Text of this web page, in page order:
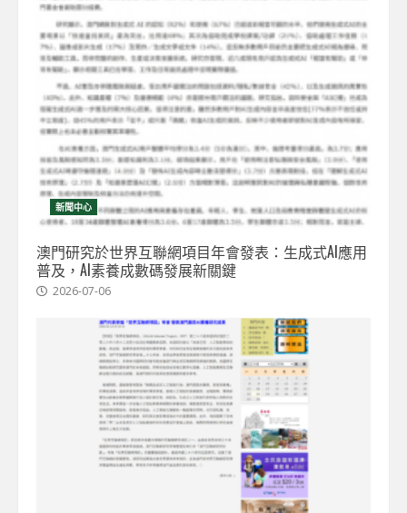
新聞中心
澳門研究於世界互聯網項目年會發表：生成式AI應用
普及，AI素養成數碼發展新關鍵
2026-07-06